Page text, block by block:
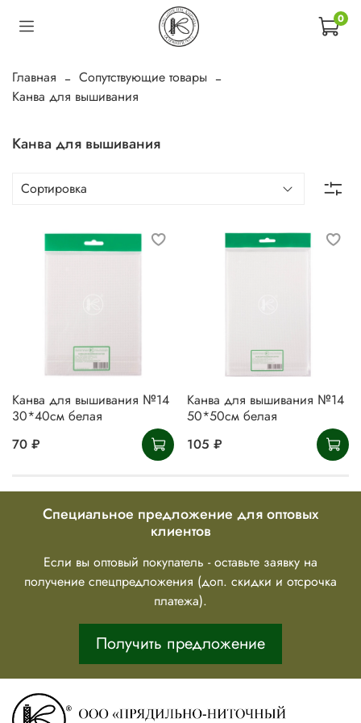
0
Главная
Сопутствующие товары
Канва для вышивания
Канва для вышивания
Канва для вышивания №14
30*40см белая
70 ₽
Канва для вышивания №14
50*50см белая
105 ₽
Специальное предложение для оптовых
клиентов
Если вы оптовый покупатель - оставьте заявку на
получение спецпредложения (доп. скидки и отсрочка
платежа).
Получить предложение